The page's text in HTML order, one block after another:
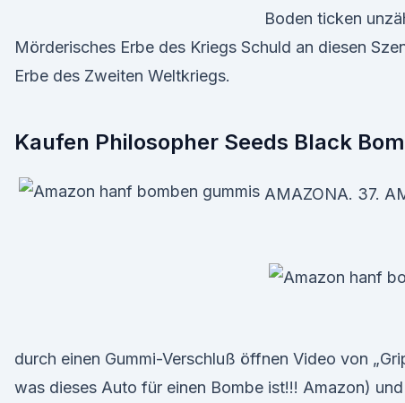
Boden ticken
Mörderisches Erbe des Kriegs Schuld an diesen
Erbe des Zweiten Weltkriegs.
Kaufen Philosopher Seeds Black
AMAZONA. 37.
durch einen Gummi-Verschluß öffnen Video von
was dieses Auto für einen Bombe ist!!! Amazon)